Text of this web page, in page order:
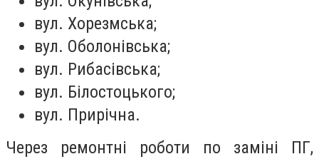
вул. Хорезмська;
вул. Оболонівська;
вул. Рибасівська;
вул. Білостоцького;
вул. Прирічна.
Через ремонтні роботи по заміні ПГ,